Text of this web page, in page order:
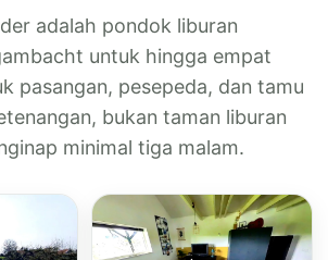
adalah pondok liburan
untuk hingga empat
pasangan, pesepeda, dan tamu
bukan taman liburan
minimal tiga malam.